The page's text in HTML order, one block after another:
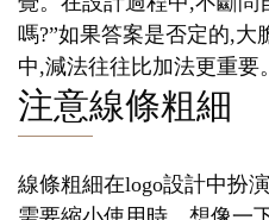
嗎?”如果答案是否定的,大
中,減法往往比加法更重要。
注意線條粗細
線條粗細在logo設計中扮